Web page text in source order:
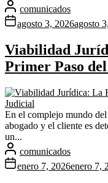
comunicados
agosto 3, 2026agosto
Viabilidad
Primer Paso
En el complejo mundo
abogado y el cliente es
un...
comunicados
enero 7, 2026enero 7,